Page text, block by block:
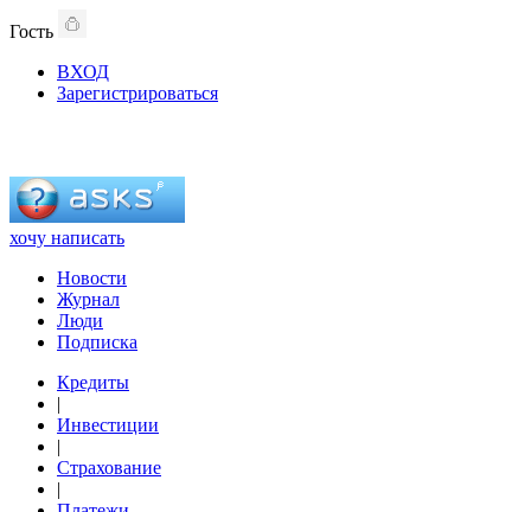
Гость
ВХОД
Зарегистрироваться
хочу написать
Новости
Журнал
Люди
Подписка
Кредиты
|
Инвестиции
|
Страхование
|